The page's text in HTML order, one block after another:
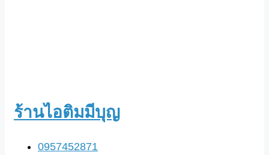
ร้านไอติมมีบุญ
0957452871